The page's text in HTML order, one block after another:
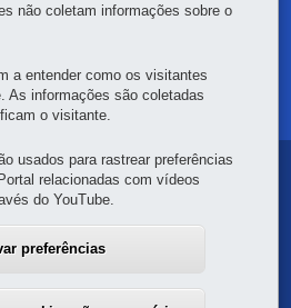
ESCRITURAÇÃO DIGITAL
não coletam informações sobre o
a entender como os visitantes
As informações são coletadas
o visitante.
usados para rastrear preferências
relacionadas com vídeos
do YouTube.
preferências